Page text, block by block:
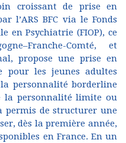
croissant de prise en
l’ARS BFC via le Fonds
en Psychiatrie (FIOP), ce
Comté, et
propose une prise en
pour les jeunes adultes
personnalité borderline
la personnalité limite ou
permis de structurer une
dès la première année,
en France. En un